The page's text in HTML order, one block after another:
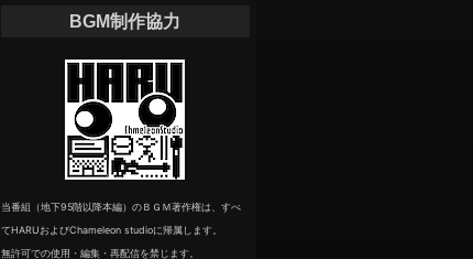
BGM制作協力
当番組（地下95階以降本編）のＢＧＭ著作権は、すべ
てHARUおよびChameleon studioに帰属します。
無許可での使用・編集・再配信を禁じます。